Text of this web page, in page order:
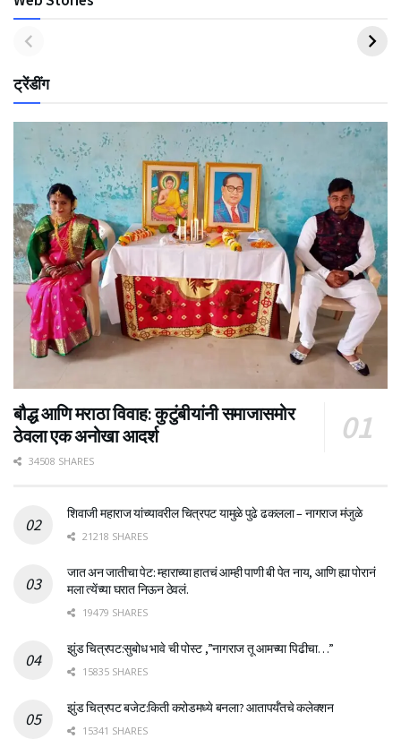
ट्रेंडींग
बौद्ध आणि मराठा विवाह: कुटुंबीयांनी समाजासमोर
ठेवला एक अनोखा आदर्श
34508 SHARES
शिवाजी महाराज यांच्यावरील चित्रपट यामुळे पुढे ढकलला – नागराज मंजुळे
21218 SHARES
जात अन जातीचा पेट: म्हाराच्या हातचं आम्ही पाणी बी पेत नाय, आणि ह्या पोरानं
मला त्येंच्या घरात निऊन ठेवलं.
19479 SHARES
झुंड चित्रपट:सुबोध भावे ची पोस्ट ,”नागराज तू आमच्या पिढीचा…”
15835 SHARES
झुंड चित्रपट बजेट:किती करोडमध्ये बनला? आतापर्यँतचे कलेक्शन
15341 SHARES